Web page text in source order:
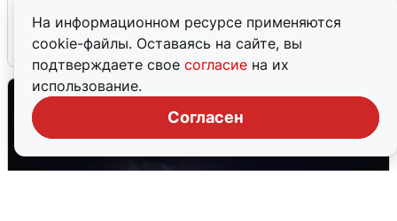
На информационном ресурсе применяются
cookie-файлы. Оставаясь на сайте, вы
подтверждаете свое согласие на их
использование.
Согласен
5 августа 0